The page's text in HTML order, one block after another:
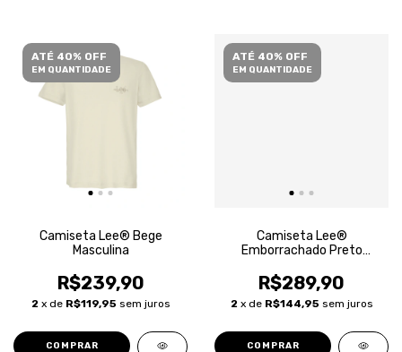
ATÉ 40% OFF
EM QUANTIDADE
Camiseta Lee® Bege
Masculina
R$239,90
2 x de R$119,95 sem juros
COMPRAR
ATÉ 40% OFF
EM QUANTIDADE
Camiseta Lee®
Emborrachado Preto
R$289,90
2 x de R$144,95 sem juros
COMPRAR